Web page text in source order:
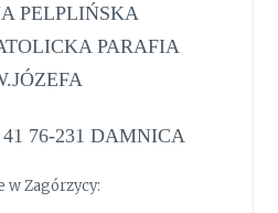
PELPLIŃSKA
PARAFIA
76-231 DAMNICA
w Zagórzycy: